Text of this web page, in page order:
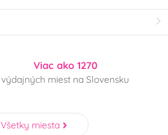
Viac ako 1270
výdajných miest na Slovensku
Všetky miesta